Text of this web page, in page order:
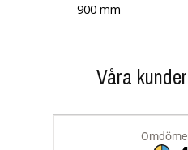
900 mm
Våra